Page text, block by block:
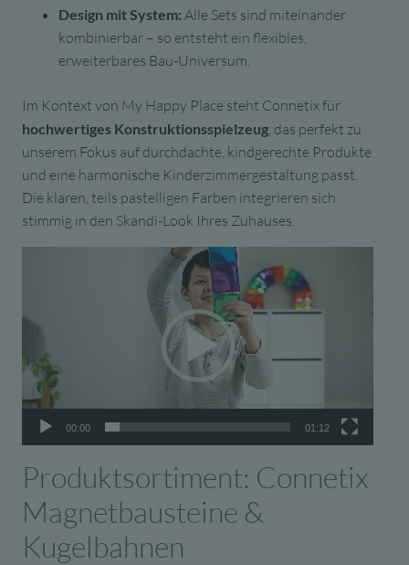
Design mit System: Alle Sets sind miteinander
kombinierbar – so entsteht ein flexibles,
erweiterbares Bau-Universum.
Im Kontext von My Happy Place steht Connetix für
hochwertiges Konstruktionsspielzeug, das perfekt zu
unserem Fokus auf durchdachte, kindgerechte Produkte
und eine harmonische Kinderzimmergestaltung passt.
Die klaren, teils pastelligen Farben integrieren sich
stimmig in den Skandi-Look Ihres Zuhauses.
00:00 01:12
Produktsortiment: Connetix
Magnetbausteine &
Kugelbahnen